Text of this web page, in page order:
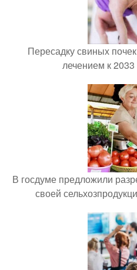
Пересадку свиных
лечением к
В госдуме предложили
своей